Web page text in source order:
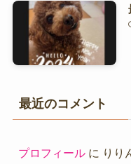
最近のコメント
プロフィールに りり